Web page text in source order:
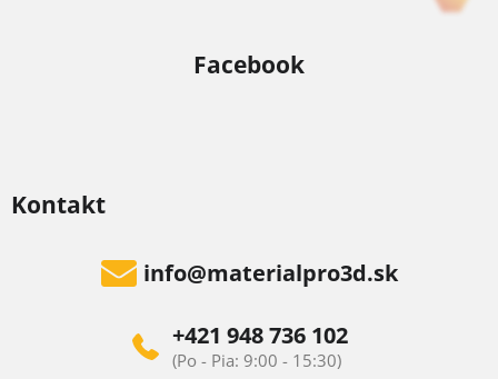
Kontakt
info@materialpro3d.sk
+421 948 736 102
Facebook